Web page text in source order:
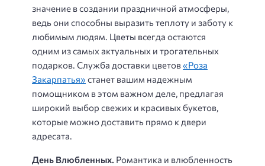
значение в создании праздничной атмосферы,
ведь они способны выразить теплоту и заботу к
любимым людям. Цветы всегда остаются
одним из самых актуальных и трогательных
подарков. Служба доставки цветов«Роза
Закарпатья» станет вашим надежным
помощником в этом важном деле, предлагая
широкий выбор свежих и красивых букетов,
которые можно доставить прямо к двери
адресата.
День Влюбленных. Романтика и влюбленность